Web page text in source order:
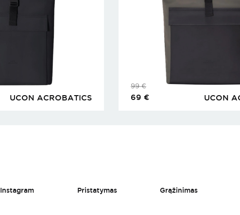
UCON ACROBATICS UCON
99€
69 €
Instagram Pristatymas Grąžinimas